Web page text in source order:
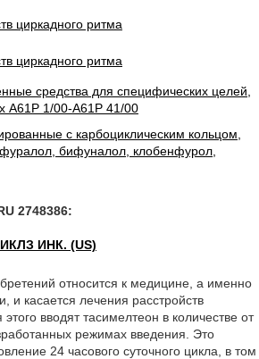
средства для специфических целей,
A61P 1/00-A61P 41/00
с карбоциклическим кольцом,
бифуналол, клобенфурол,
2748386:
ИНК. (US)
относится к медицине, а именно
и касается лечения расстройств
вводят тасимелтеон в количестве от
режимах введения. Это
24 часового суточного цикла, в том